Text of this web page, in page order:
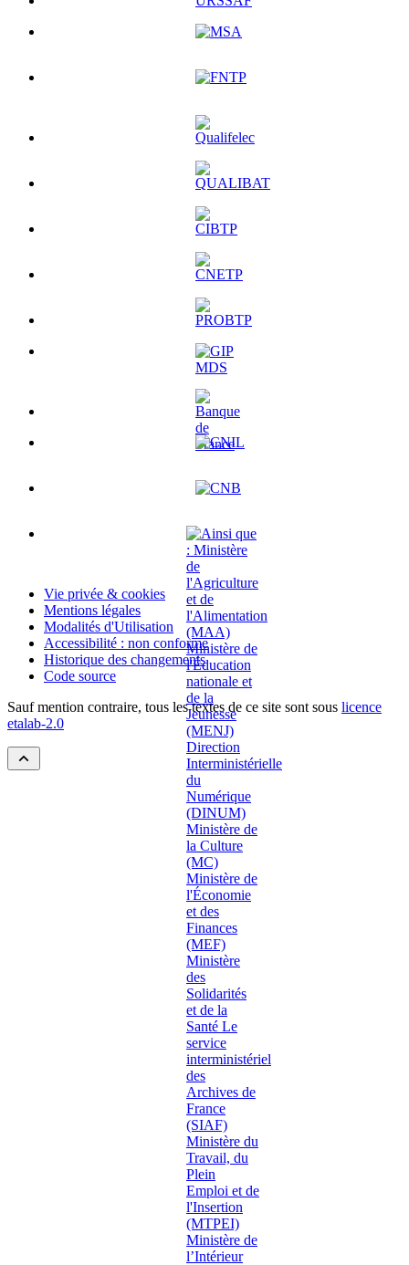
Vie privée & cookies
Mentions légales
Modalités d'Utilisation
Accessibilité : non conforme
Historique des changements
Code source
Sauf mention contraire, tous les textes de ce site sont sous licence
etalab-2.0